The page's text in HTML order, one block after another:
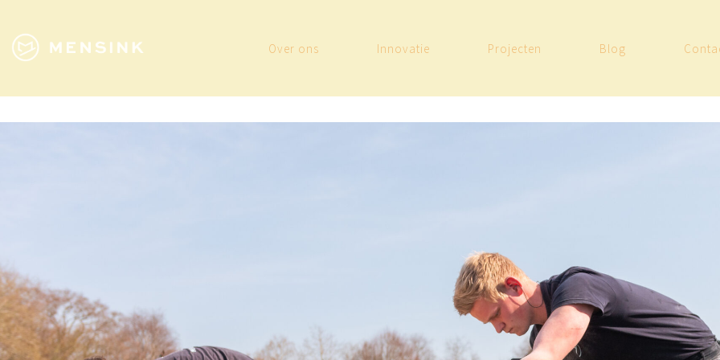
Over ons Innovatie Projecten Blog
Leave a comment